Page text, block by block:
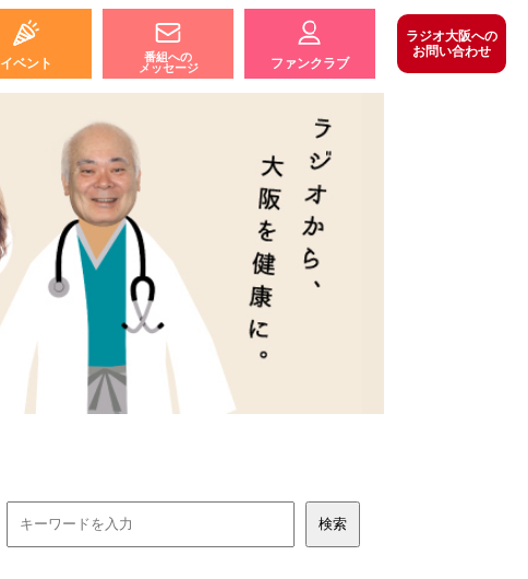
イベント
番組への
メッセージ
ファンクラブ
ラジオ大阪への
お問い合わせ